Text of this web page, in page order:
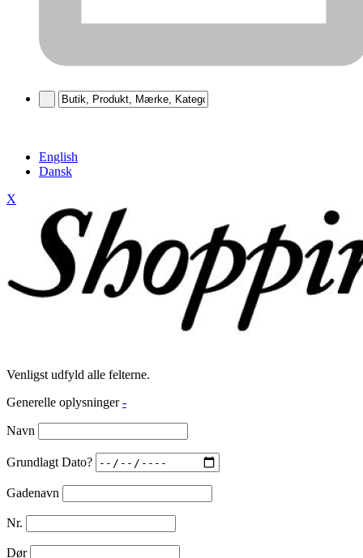
English
Dansk
X
Venligst udfyld alle felterne.
Generelle oplysninger -
Navn
Grundlagt Dato?
Gadenavn
Nr.
Dør